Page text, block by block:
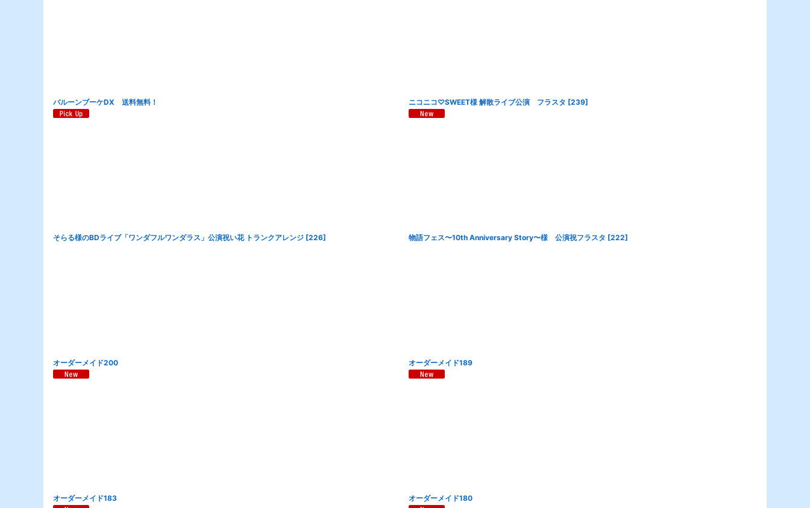
バルーンブーケDX 送料無料！ ニコニコ♡SWEET様 解散ライブ公演 フラスタ [239]
そらる様のBDライブ「ワンダフルワンダラス」公演祝い花 トランクアレンジ [226] 物語フェス〜10th Anniversary Story〜様 公演祝フラスタ [222]
オーダーメイド200 オーダーメイド189
オーダーメイド183 オーダーメイド180